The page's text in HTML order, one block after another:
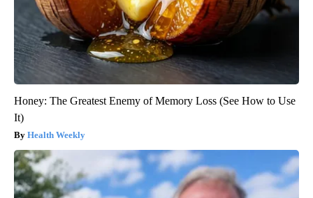
Honey: The Greatest Enemy of Memory Loss (See How to Use
It)
Health Weekly